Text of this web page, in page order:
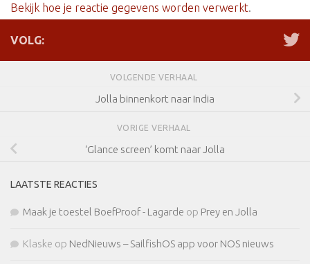
Bekijk hoe je reactie gegevens worden verwerkt.
VOLG:
VOLGENDE VERHAAL
Jolla binnenkort naar India
VORIGE VERHAAL
‘Glance screen’ komt naar Jolla
LAATSTE REACTIES
Maak je toestel BoefProof - Lagarde op Prey en Jolla
Klaske op NedNieuws – SailfishOS app voor NOS nieuws